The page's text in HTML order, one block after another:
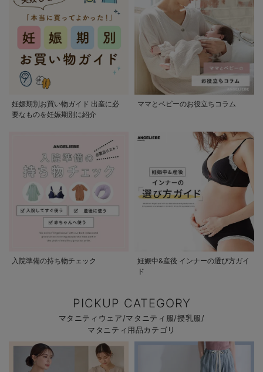
妊娠期別お買い物ガイド 出産に必
要なものを妊娠期別に紹介
ママとベビーのお役立ちコラム
入院準備の持ち物チェック
妊娠中&産後 インナーの選び方ガイ
ド
PICKUP CATEGORY
マタニティウェア/マタニティ服/授乳服/
マタニティ用品カテゴリ